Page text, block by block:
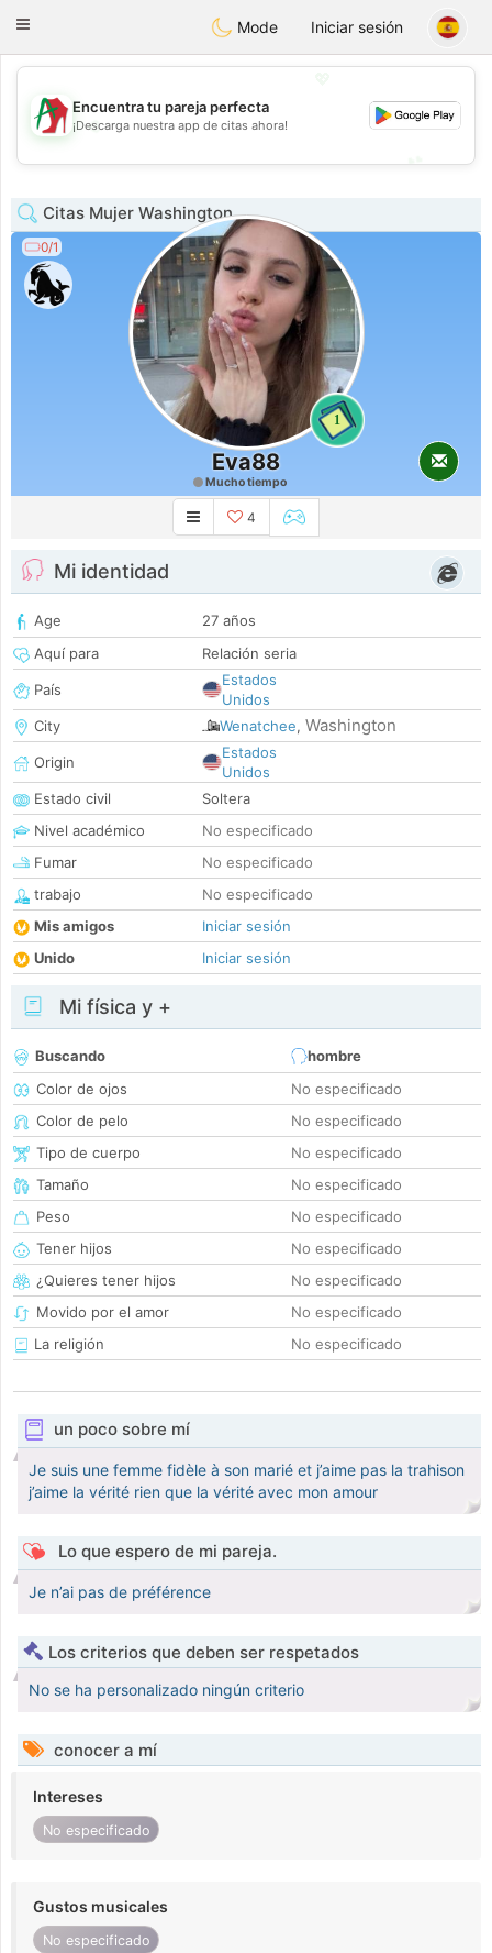
Amami Ora
Toggle
Mode Iniciar sesión
💖
💕
Encuentra tu pareja perfecta
¡Descarga nuestra app de citas ahora!
Citas Mujer Washington
0/1
1
Eva88
Mucho tiempo
4
Mi identidad
Age
27 años
Aquí para
Relación seria
País
Estados
Unidos
City
Wenatchee, Washington
Origin
Estados
Unidos
Estado civil
Soltera
Nivel académico
No especificado
Fumar
No especificado
trabajo
No especificado
Mis amigos
Iniciar sesión
Unido
Iniciar sesión
Mi física y +
Buscando
hombre
Color de ojos
No especificado
Color de pelo
No especificado
Tipo de cuerpo
No especificado
Tamaño
No especificado
Peso
No especificado
Tener hijos
No especificado
¿Quieres tener hijos
No especificado
Movido por el amor
No especificado
La religión
No especificado
un poco sobre mí
Je suis une femme fidèle à son marié et j’aime pas la trahison
j’aime la vérité rien que la vérité avec mon amour
Lo que espero de mi pareja.
Je n’ai pas de préférence
Los criterios que deben ser respetados
No se ha personalizado ningún criterio
conocer a mí
Intereses
No especificado
Gustos musicales
No especificado